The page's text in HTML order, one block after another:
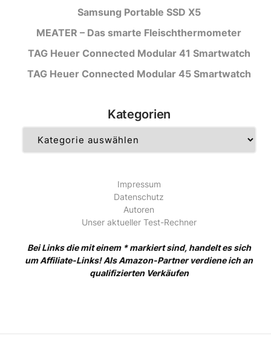
Samsung Portable SSD X5
MEATER – Das smarte Fleischthermometer
TAG Heuer Connected Modular 41 Smartwatch
TAG Heuer Connected Modular 45 Smartwatch
Kategorien
Impressum
Datenschutz
Autoren
Unser aktueller Test-Rechner
Bei Links die mit einem * markiert sind, handelt es sich
um Affiliate-Links! Als Amazon-Partner verdiene ich an
qualifizierten Verkäufen